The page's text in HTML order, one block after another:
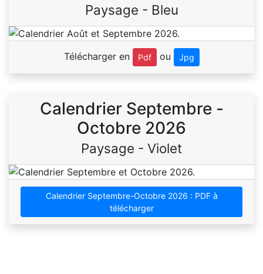
Paysage - Bleu
Télécharger en Pdf ou Jpg
Calendrier Septembre -
Octobre 2026
Paysage - Violet
Calendrier Septembre-Octobre 2026 : PDF à
télécharger